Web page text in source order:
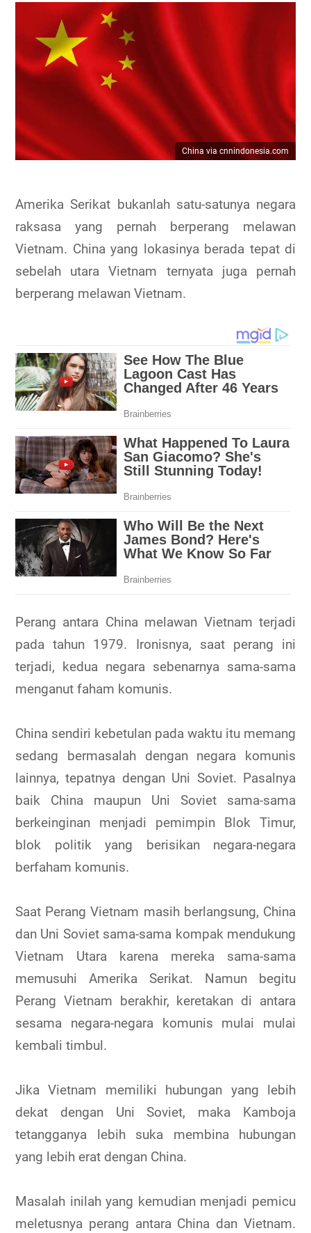
China via cnnindonesia.com
Amerika Serikat bukanlah satu-satunya negara
raksasa yang pernah berperang melawan
Vietnam. China yang lokasinya berada tepat di
sebelah utara Vietnam ternyata juga pernah
berperang melawan Vietnam.
Perang antara China melawan Vietnam terjadi
pada tahun 1979. Ironisnya, saat perang ini
terjadi, kedua negara sebenarnya sama-sama
menganut faham komunis.
China sendiri kebetulan pada waktu itu memang
sedang bermasalah dengan negara komunis
lainnya, tepatnya dengan Uni Soviet. Pasalnya
baik China maupun Uni Soviet sama-sama
berkeinginan menjadi pemimpin Blok Timur,
blok politik yang berisikan negara-negara
berfaham komunis.
Saat Perang Vietnam masih berlangsung, China
dan Uni Soviet sama-sama kompak mendukung
Vietnam Utara karena mereka sama-sama
memusuhi Amerika Serikat. Namun begitu
Perang Vietnam berakhir, keretakan di antara
sesama negara-negara komunis mulai mulai
kembali timbul.
Jika Vietnam memiliki hubungan yang lebih
dekat dengan Uni Soviet, maka Kamboja
tetangganya lebih suka membina hubungan
yang lebih erat dengan China.
Masalah inilah yang kemudian menjadi pemicu
meletusnya perang antara China dan Vietnam.